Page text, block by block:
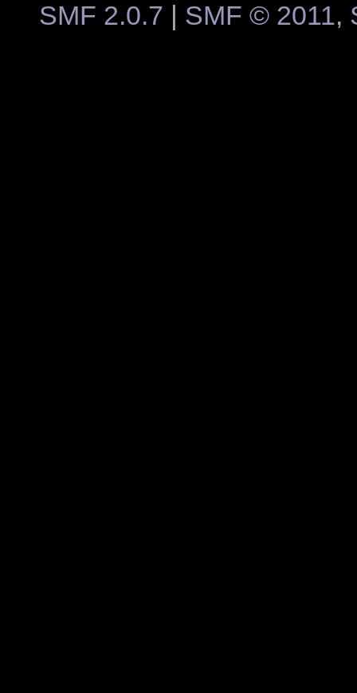
SMF 2.0.7 SMF © 2011,